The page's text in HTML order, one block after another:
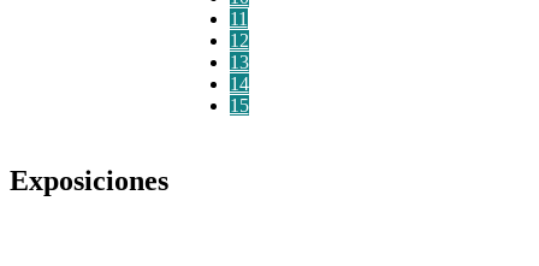
11
12
13
14
15
Exposiciones